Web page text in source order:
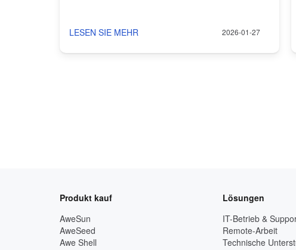
LESEN SIE MEHR 2026-01-27
Produkt kauf
AweSun
AweSeed
Awe Shell
Lösungen
IT-Betrieb &
Remote-Arbeit
Technische